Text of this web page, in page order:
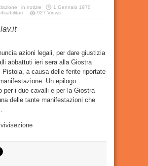
in notizie
1 Gennaio 1970
su
Vogliamo
giustizia!
927 Views
azioni legali, per dare giustizia
abbattuti ieri sera alla Giostra
Pistoia, a causa delle ferite riportate
Un epilogo
per i due cavalli e per la Giostra
delle tante manifestazioni che